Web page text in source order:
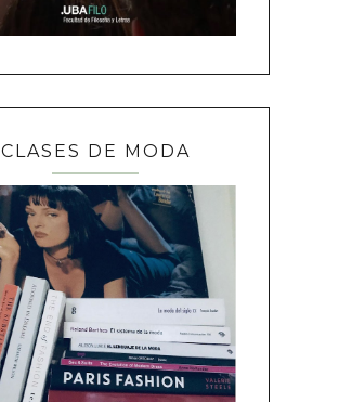
CLASES DE MODA